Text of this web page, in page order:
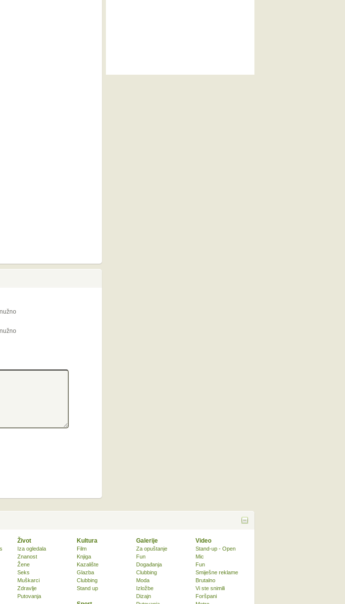
nužno
nužno
Život
Iza ogledala
Znanost
Žene
Seks
Muškarci
Zdravlje
Putovanja
Kultura
Film
Knjiga
Kazalište
Glazba
Clubbing
Stand up
Galerije
Za opuštanje
Fun
Događanja
Clubbing
Moda
Izložbe
Dizajn
Video
Stand-up - Open
Mic
Fun
Smiješne reklame
Brutalno
Vi ste snimili
Foršpani